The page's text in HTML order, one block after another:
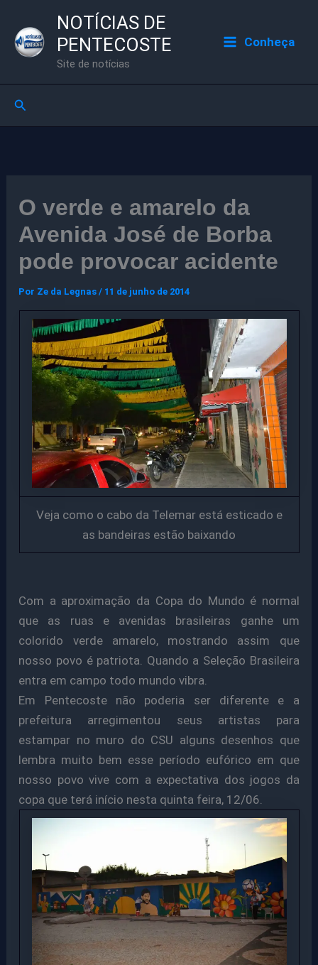
para
NOTÍCIAS DE
PENTECOSTE
Site de notícias
Conheça
Pesquisar
O verde e amarelo da
Avenida José de Borba
pode provocar acidente
Por Ze da Legnas/ 11 de junho de 2014
Veja como o cabo da Telemar está esticado e
as bandeiras estão baixando
Com a aproximação da Copa do Mundo é normal
que as ruas e avenidas brasileiras ganhe um
colorido verde amarelo, mostrando assim que
nosso povo é patriota. Quando a Seleção Brasileira
entra em campo todo mundo vibra.
Em Pentecoste não poderia ser diferente e a
prefeitura arregimentou seus artistas para
estampar no muro do CSU alguns desenhos que
lembra muito bem esse período eufórico em que
nosso povo vive com a expectativa dos jogos da
copa que terá início nesta quinta feira, 12/06.